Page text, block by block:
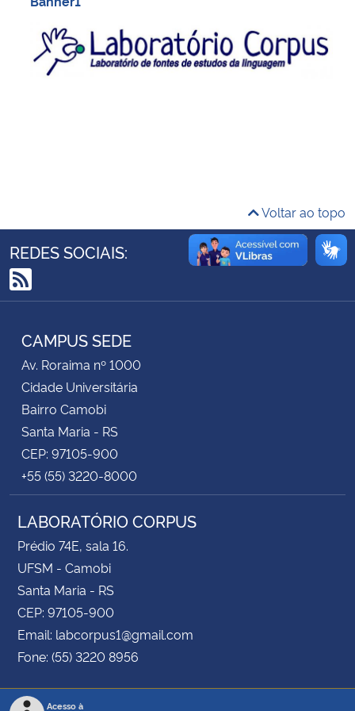
Ministério da Saúde
Ministério do Desenvolvimento Regional
Ministério da Mulher, da Família e dos Direitos Humanos
Secretaria-Geral
Secretaria de Governo
Gabinete de Segurança Institucional
Advocacia-Geral da União
Voltar ao topo
REDES SOCIAIS:
RSS
CAMPUS SEDE
Av. Roraima nº 1000
Cidade Universitária
Bairro Camobi
Santa Maria - RS
CEP: 97105-900
+55 (55) 3220-8000
LABORATÓRIO CORPUS
Prédio 74E, sala 16.
UFSM - Camobi
Santa Maria - RS
CEP: 97105-900
Email: labcorpus1@gmail.com
Fone: (55) 3220 8956
Acesso à